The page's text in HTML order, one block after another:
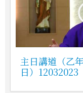
主日講道（乙
日）12032023